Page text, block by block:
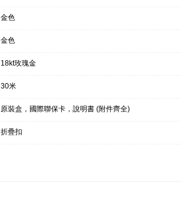
金色
金色
18kt玫瑰金
30米
原裝盒，國際聯保卡，說明書 (附件齊全)
折疊扣